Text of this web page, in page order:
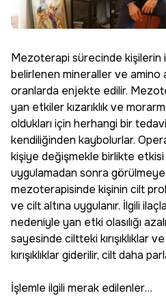
Mezoterapi sürecinde kişilerin
belirlenen mineraller ve amino
oranlarda enjekte edilir.
yan etkiler kızarıklık ve
oldukları için herhangi bir
kendiliğinden kaybolurlar.
kişiye değişmekle birlikte
uygulamadan sonra görülmeye
mezoterapisinde kişinin cilt
ve cilt altına uygulanır. İlgili
nedeniyle yan etki olasılığı
sayesinde ciltteki kırışıklıklar
kırışıklıklar giderilir, cilt daha
İşlemle ilgili merak edilenler…